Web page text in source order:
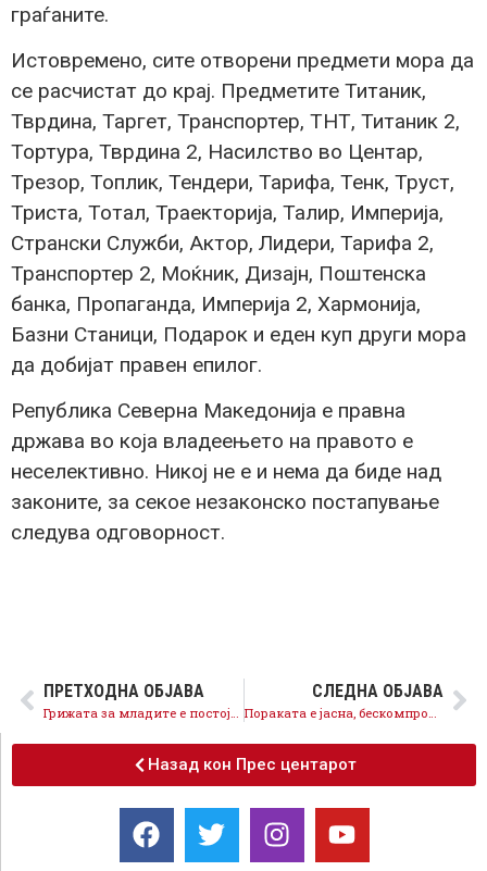
граѓаните.
Истовремено, сите отворени предмети мора да
се расчистат до крај. Предметите Титаник,
Тврдина, Таргет, Транспортер, ТНТ, Титаник 2,
Тортура, Тврдина 2, Насилство во Центар,
Трезор, Топлик, Тендери, Тарифа, Тенк, Труст,
Триста, Тотал, Траекторија, Талир, Империја,
Странски Служби, Актор, Лидери, Тарифа 2,
Транспортер 2, Моќник, Дизајн, Поштенска
банка, Пропаганда, Империја 2, Хармонија,
Базни Станици, Подарок и еден куп други мора
да добијат правен епилог.
Република Северна Македонија е правна
држава во која владеењето на правото е
неселективно. Никој не е и нема да биде над
законите, за секое незаконско постапување
следува одговорност.
ПРЕТХОДНА ОБЈАВА СЛЕДНА ОБЈАВА
Назад кон Прес центарот